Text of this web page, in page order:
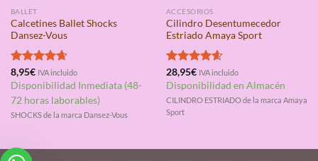
BALLET
Calcetines Ballet Shocks
Dansez-Vous
Valorado
con4.67
de 5
8,95€ IVA incluido
Disponibilidad Inmediata (48-
72 horas laborables)
SHOCKS de la marca Dansez-Vous
ACCESORIOS
Cilindro Desentumecedor
Estriado Amaya Sport
Valorado
con4.56
de 5
28,95€ IVA incluido
Disponibilidad en Almacén
CILINDRO ESTRIADO de la marca Amaya
Sport